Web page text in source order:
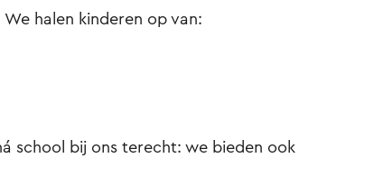
halen kinderen op van:
school bij ons terecht: we bieden ook